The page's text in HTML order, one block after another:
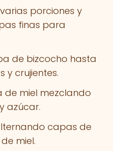
porciones y
finas para
de bizcocho hasta
y crujientes.
de miel mezclando
azúcar.
capas de
miel.